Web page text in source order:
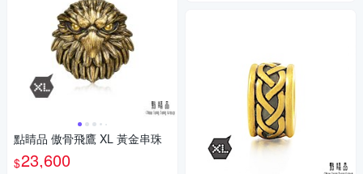
點睛品 傲骨飛鷹 XL 黃金串珠
$23,600